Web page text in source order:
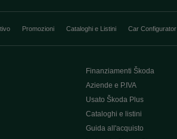
Promozioni Cataloghi e Listini Car Configurator
Finanziamenti Škoda
Aziende e P.IVA
Usato Škoda Plus
Cataloghi e listini
Guida all'acquisto